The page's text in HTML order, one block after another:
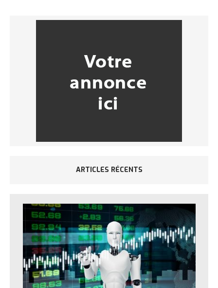
ARTICLES RÉCENTS